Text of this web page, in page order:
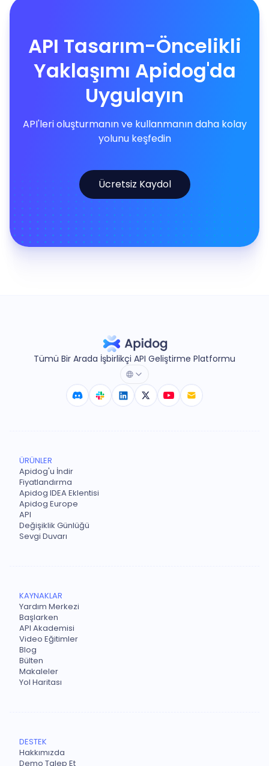
API Tasarım-Öncelikli
Yaklaşımı Apidog'da
Uygulayın
API'leri oluşturmanın ve kullanmanın daha kolay
yolunu keşfedin
Ücretsiz Kaydol
Tümü Bir Arada İşbirlikçi API Geliştirme Platformu
ÜRÜNLER
Apidog'u İndir
Fiyatlandırma
Apidog IDEA Eklentisi
Apidog Europe
API
Değişiklik Günlüğü
Sevgi Duvarı
KAYNAKLAR
Yardım Merkezi
Başlarken
API Akademisi
Video Eğitimler
Blog
Bülten
Makaleler
Yol Haritası
DESTEK
Hakkımızda
Demo Talep Et